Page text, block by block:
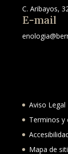
C. Aribayos,
E-mail
Aviso Legal
Terminos y
Mapa de